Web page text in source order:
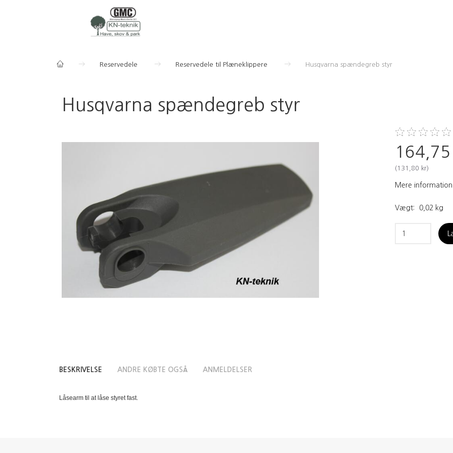
Reservedele Reservedele til Plæneklippere Husqvarna spændegreb styr
Husqvarna spændegreb styr
(131,80 kr)
Mere information
Vægt: 0,02 kg
BESKRIVELSE ANDRE KØBTE OGSÅ ANMELDELSER
Låsearm til at låse styret fast.